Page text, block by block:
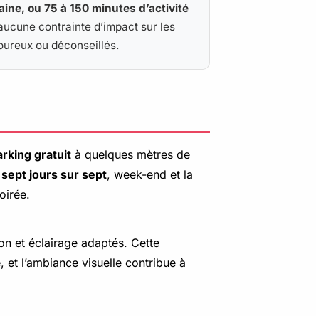
ou 75 à 150 minutes d’activité
contrainte d’impact sur les
ou déconseillés.
gratuit à quelques mètres de
jours sur sept, week-end et la
et éclairage adaptés. Cette
l’ambiance visuelle contribue à